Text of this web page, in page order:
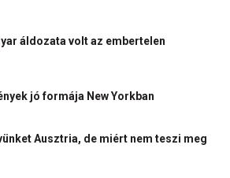
áldozata volt az embertelen
jó formája New Yorkban
Ausztria, de miért nem teszi meg